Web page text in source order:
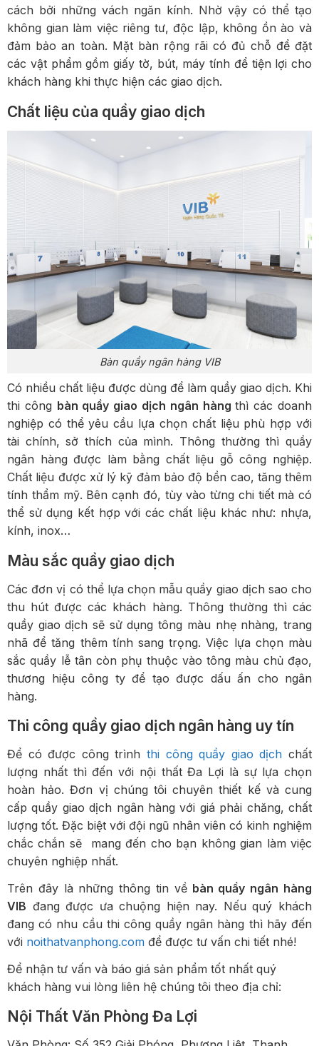
cách bởi những vách ngăn kính. Nhờ vậy có thể tạo
không gian làm việc riêng tư, độc lập, không ồn ào và
đảm bảo an toàn. Mặt bàn rộng rãi có đủ chỗ để đặt
các vật phẩm gồm giấy tờ, bút, máy tính để tiện lợi cho
khách hàng khi thực hiện các giao dịch.
Chất liệu của quầy giao dịch
Bàn quầy ngân hàng VIB
Có nhiều chất liệu được dùng để làm quầy giao dịch. Khi
thi công bàn quầy giao dịch ngân hàngthì các doanh
nghiệp có thể yêu cầu lựa chọn chất liệu phù hợp với
tài chính, sở thích của mình. Thông thường thì quầy
ngân hàng được làm bằng chất liệu gỗ công nghiệp.
Chất liệu được xử lý kỹ đảm bảo độ bền cao, tăng thêm
tính thẩm mỹ. Bên cạnh đó, tùy vào từng chi tiết mà có
thể sử dụng kết hợp với các chất liệu khác như: nhựa,
kính, inox…
Màu sắc quầy giao dịch
Các đơn vị có thể lựa chọn mẫu quầy giao dịch sao cho
thu hút được các khách hàng. Thông thường thì các
quầy giao dịch sẽ sử dụng tông màu nhẹ nhàng, trang
nhã để tăng thêm tính sang trọng. Việc lựa chọn màu
sắc quầy lễ tân còn phụ thuộc vào tông màu chủ đạo,
thương hiệu công ty để tạo được dấu ấn cho ngân
hàng.
Thi công quầy giao dịch ngân hàng uy tín
Để có được công trình thi công quầy giao dịch chất
lượng nhất thì đến với nội thất Đa Lợi là sự lựa chọn
hoàn hảo. Đơn vị chúng tôi chuyên thiết kế và cung
cấp quầy giao dịch ngân hàng với giá phải chăng, chất
lượng tốt. Đặc biệt với đội ngũ nhân viên có kinh nghiệm
chắc chắn sẽ mang đến cho bạn không gian làm việc
chuyên nghiệp nhất.
Trên đây là những thông tin vềbàn quầy ngân hàng
VIB đang được ưa chuộng hiện nay. Nếu quý khách
đang có nhu cầu thi công quầy ngân hàng thì hãy đến
với noithatvanphong.com để được tư vấn chi tiết nhé!
Để nhận tư vấn và báo giá sản phẩm tốt nhất quý
khách hàng vui lòng liên hệ chúng tôi theo địa chỉ:
Nội Thất Văn Phòng Đa Lợi